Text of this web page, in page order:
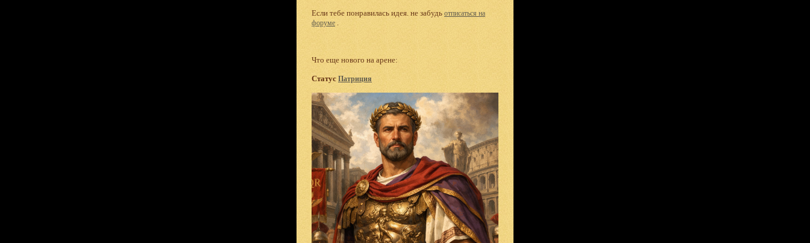
Если тебе понравилась идея. не забудь отписаться на
форуме .
Что еще нового на арене:
Статус Патриция